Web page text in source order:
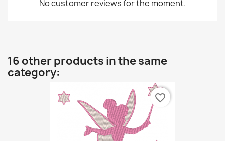
No customer reviews for the moment.
16 other products in the same
category:
favorite_border